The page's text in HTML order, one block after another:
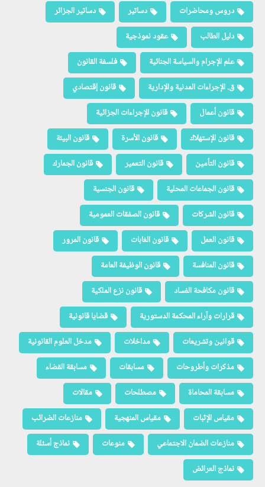
دروس ومحاضرات دساتير
دساتير الجزائر
دليل الطالب
عقود نموذجية
علم الإجرام والسياسة الجنائية
فلسفة القانون
ق. الإجراءات المدنية والإدارية
قانون إقتصادي
قانون أعمال
قانون الإجراءات الجزائية
قانون الإستهلاك
قانون الأسرة
قانون البيئة
قانون التأمين
قانون التعمير
قانون الجمارك
قانون الجماعات المحلية
قانون الجنسية
قانون الشركات
قانون الصفقات العمومية
قانون العمل
قانون الغابات
قانون المرور
قانون المنافسة
قانون الوظيفة العامة
قانون مكافحة الفساد
قانون نزع الملكية
قرارات وآراء المحكمة الدستورية
قضايا قانونية
قوانين وتشريعات
مداخلات
مدخل العلوم القانونية
مذكرات وأطروحات
مسابقات
مسابقة القضاء
مسابقة المحاماة
مصطلحات
مقالات
مقياس الإثبات
مقياس المنهجية
منازعات الضرائب
منازعات الضمان الاجتماعي
منوعات
نماذج أسئلة
نماذج العرائض